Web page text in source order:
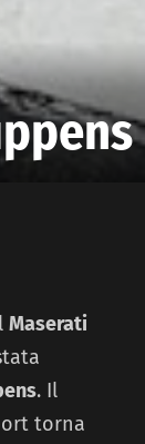
Maserati
. Il
torna